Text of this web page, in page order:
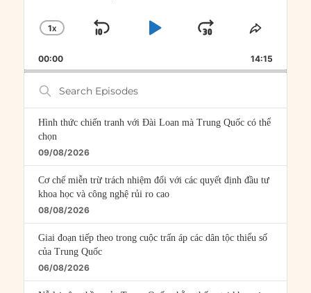
CHANGE
RATE
1X
SKIP
PLAYJUMP
FORWARD
SHARE
00:00 14:15
Search
Episodes
Hình thức chiến tranh với Đài Loan mà Trung Quốc có thể
chọn
09/08/2026
Cơ chế miễn trừ trách nhiệm đối với các quyết định đầu tư
khoa học và công nghệ rủi ro cao
08/08/2026
Giai đoạn tiếp theo trong cuộc trấn áp các dân tộc thiểu số
của Trung Quốc
06/08/2026